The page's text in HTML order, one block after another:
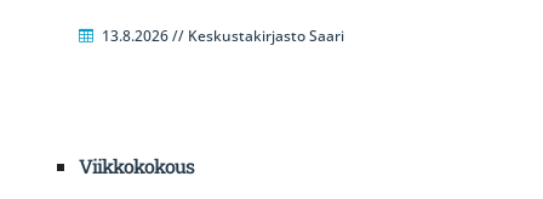
13.8.2026 // Keskustakirjasto Saari
Viikkokokous